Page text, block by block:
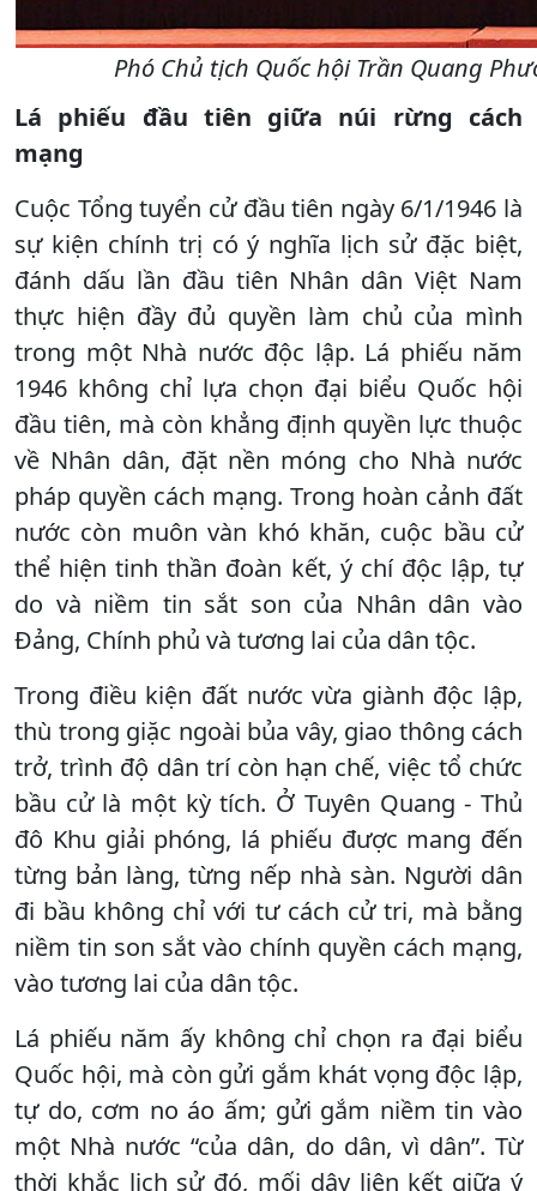
Phó Chủ tịch Quốc hội Trần Quang
Lá phiếu đầu tiên giữa núi rừng cách
mạng
Cuộc Tổng tuyển cử đầu tiên ngày 6/1/1946 là
sự kiện chính trị có ý nghĩa lịch sử đặc biệt,
đánh dấu lần đầu tiên Nhân dân Việt Nam
thực hiện đầy đủ quyền làm chủ của mình
trong một Nhà nước độc lập. Lá phiếu năm
1946 không chỉ lựa chọn đại biểu Quốc hội
đầu tiên, mà còn khẳng định quyền lực thuộc
về Nhân dân, đặt nền móng cho Nhà nước
pháp quyền cách mạng. Trong hoàn cảnh đất
nước còn muôn vàn khó khăn, cuộc bầu cử
thể hiện tinh thần đoàn kết, ý chí độc lập, tự
do và niềm tin sắt son của Nhân dân vào
Đảng, Chính phủ và tương lai của dân tộc.
Trong điều kiện đất nước vừa giành độc lập,
thù trong giặc ngoài bủa vây, giao thông cách
trở, trình độ dân trí còn hạn chế, việc tổ chức
bầu cử là một kỳ tích. Ở Tuyên Quang - Thủ
đô Khu giải phóng, lá phiếu được mang đến
từng bản làng, từng nếp nhà sàn. Người dân
đi bầu không chỉ với tư cách cử tri, mà bằng
niềm tin son sắt vào chính quyền cách mạng,
vào tương lai của dân tộc.
Lá phiếu năm ấy không chỉ chọn ra đại biểu
Quốc hội, mà còn gửi gắm khát vọng độc lập,
tự do, cơm no áo ấm; gửi gắm niềm tin vào
một Nhà nước “của dân, do dân, vì dân”. Từ
thời khắc lịch sử đó, mối dây liên kết giữa ý